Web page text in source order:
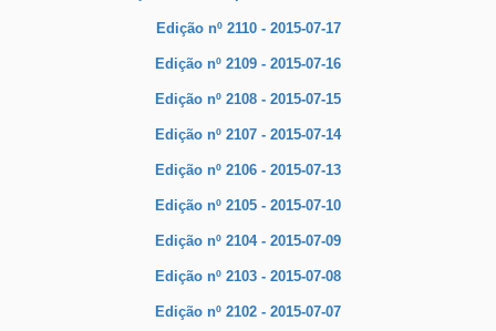
Edição nº 2110 - 2015-07-17
Edição nº 2109 - 2015-07-16
Edição nº 2108 - 2015-07-15
Edição nº 2107 - 2015-07-14
Edição nº 2106 - 2015-07-13
Edição nº 2105 - 2015-07-10
Edição nº 2104 - 2015-07-09
Edição nº 2103 - 2015-07-08
Edição nº 2102 - 2015-07-07